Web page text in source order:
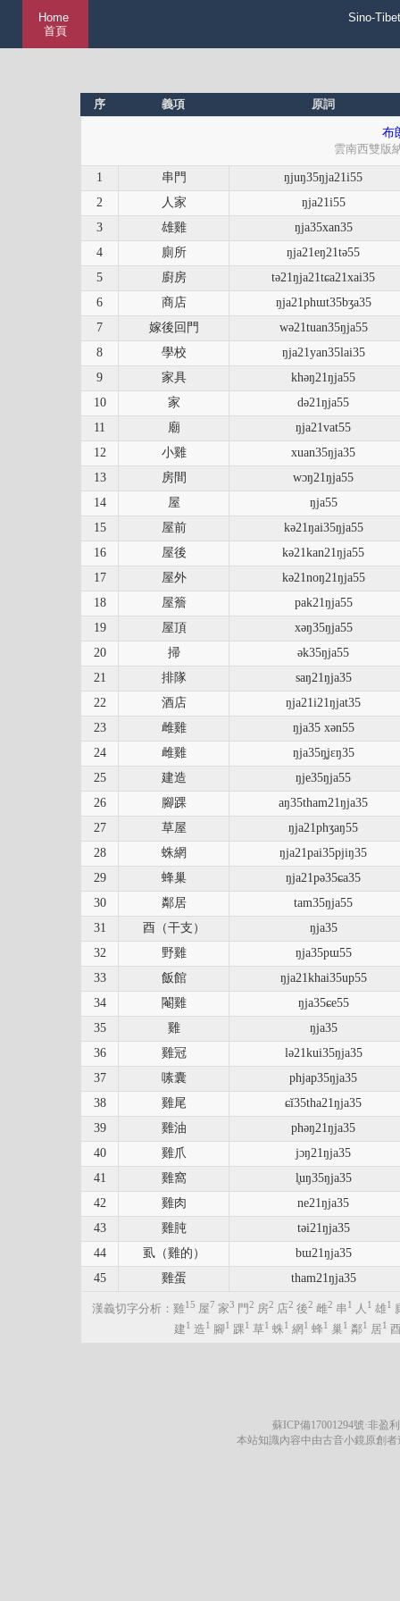
Home
首頁
Sino-
序 義項 原詞
布
雲南西雙版
1 串門
ŋjuŋ35ŋja21i55
2
人家
ŋja21i55
3
雄雞
ŋja35xan35
4
廁所
ŋja21eŋ21tə55
5
廚房
tə21ŋja21tɕa21xai35
6
商店
ŋja21phɯt35bʒa35
7
嫁後回門
wə21tuan35ŋja55
8
學校
ŋja21yan35lai35
9
家具
khəŋ21ŋja55
10
家
də21ŋja55
11
廟
ŋja21vat55
12
小雞
xuan35ŋja35
13
房間
wɔŋ21ŋja55
14
屋
ŋja55
15
屋前
kə21ŋai35ŋja55
16
屋後
kə21kan21ŋja55
17
屋外
kə21noŋ21ŋja55
18
屋簷
pak21ŋja55
19
屋頂
xəŋ35ŋja55
20
掃
ək35ŋja55
21
排隊
saŋ21ŋja35
22
酒店
ŋja21i21ŋjat35
23
雌雞
ŋja35 xən55
24
雌雞
ŋja35ŋ̥jɛŋ35
25
建造
ŋje35ŋja55
26
腳踝
aŋ35tham21ŋja35
27
草屋
ŋja21phʒaŋ55
28
蛛網
ŋja21pai35pjiŋ35
29
蜂巢
ŋja21pə35ɕa35
30
鄰居
tam35ŋja55
31
酉（干支）
ŋja35
32
野雞
ŋja35pɯ55
33
飯館
ŋja21khai35up55
34
閹雞
ŋja35ɕe55
35
雞
ŋja35
36
雞冠
lə21kui35ŋja35
37
嗉囊
phjap35ŋja35
38
雞尾
ɕĭ35tha21ŋja35
39
雞油
phəŋ21ŋja35
40
雞爪
jɔŋ21ŋja35
41
雞窩
l̥uŋ35ŋja35
42
雞肉
ne21ŋja35
43
雞肫
təi21ŋja35
44
虱（雞的）
bɯ21ŋja35
45
雞蛋 tham21ŋja35
漢義切字分析：雞15 屋7 家3 門2 房2 店2 後2 雌2 串1 人 1 雄1
建1 造1 腳1 踝1 草1 蛛1 網 1 蜂1 巢1 鄰1 居1
蘇ICP備17001294號·非盈
本站知識內容中由古音小鏡原創